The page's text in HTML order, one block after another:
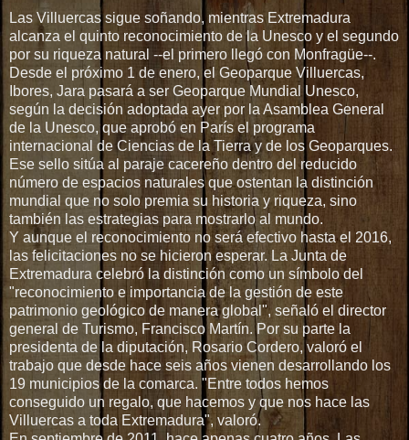
Las Villuercas sigue soñando, mientras Extremadura
alcanza el quinto reconocimiento de la Unesco y el segundo
por su riqueza natural --el primero llegó con Monfragüe--.
Desde el próximo 1 de enero, el Geoparque Villuercas,
Ibores, Jara pasará a ser Geoparque Mundial Unesco,
según la decisión adoptada ayer por la Asamblea General
de la Unesco, que aprobó en París el programa
internacional de Ciencias de la Tierra y de los Geoparques.
Ese sello sitúa al paraje cacereño dentro del reducido
número de espacios naturales que ostentan la distinción
mundial que no solo premia su historia y riqueza, sino
también las estrategias para mostrarlo al mundo.
Y aunque el reconocimiento no será efectivo hasta el 2016,
las felicitaciones no se hicieron esperar. La Junta de
Extremadura celebró la distinción como un símbolo del
"reconocimiento e importancia de la gestión de este
patrimonio geológico de manera global", señaló el director
general de Turismo, Francisco Martín. Por su parte la
presidenta de la diputación, Rosario Cordero, valoró el
trabajo que desde hace seis años vienen desarrollando los
19 municipios de la comarca. "Entre todos hemos
conseguido un regalo, que hacemos y que nos hace las
Villuercas a toda Extremadura", valoró.